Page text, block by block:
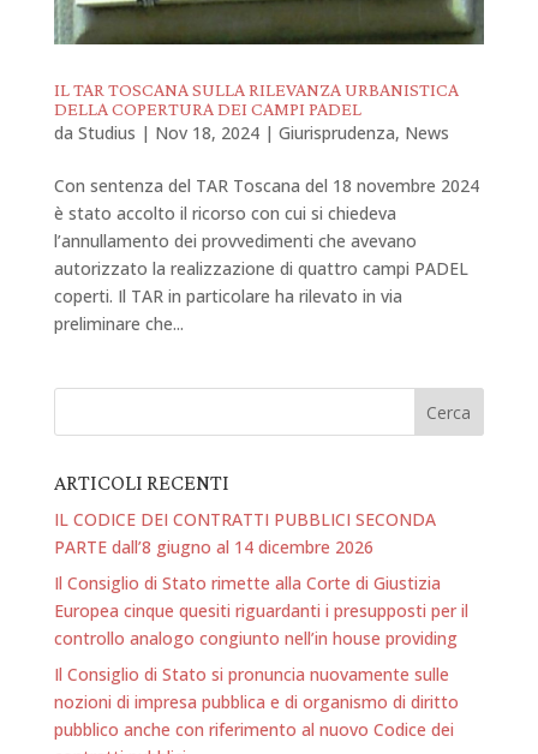
IL TAR TOSCANA SULLA RILEVANZA URBANISTICA
DELLA COPERTURA DEI CAMPI PADEL
da Studius | Nov 18, 2024| Giurisprudenza, News
Con sentenza del TAR Toscana del 18 novembre 2024
è stato accolto il ricorso con cui si chiedeva
l’annullamento dei provvedimenti che avevano
autorizzato la realizzazione di quattro campi PADEL
coperti. Il TAR in particolare ha rilevato in via
preliminare che...
ARTICOLI RECENTI
IL CODICE DEI CONTRATTI PUBBLICI SECONDA
PARTE dall’8 giugno al 14 dicembre 2026
Il Consiglio di Stato rimette alla Corte di Giustizia
Europea cinque quesiti riguardanti i presupposti per il
controllo analogo congiunto nell’in house providing
Il Consiglio di Stato si pronuncia nuovamente sulle
nozioni di impresa pubblica e di organismo di diritto
pubblico anche con riferimento al nuovo Codice dei